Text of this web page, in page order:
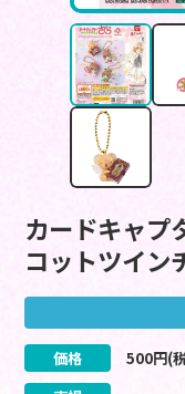
カードキャプ
コットツイン
価格 500円(